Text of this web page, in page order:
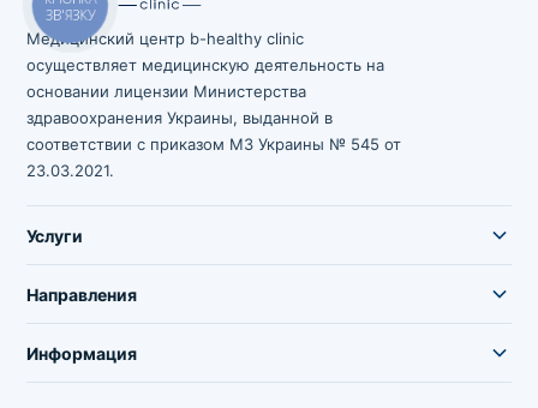
Медицинский центр b-healthy clinic
осуществляет медицинскую деятельность на
основании лицензии Министерства
здравоохранения Украины, выданной в
соответствии с приказом МЗ Украины № 545 от
23.03.2021.
Услуги
Направления
Информация
КНОПКА
ЗВ'ЯЗКУ